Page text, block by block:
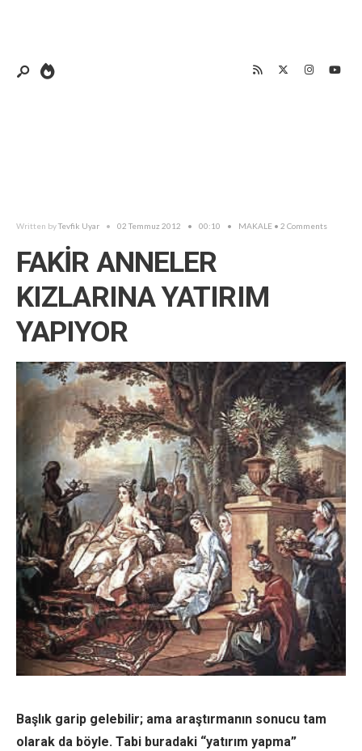
Written byTevfik Uyar • 02 Temmuz 2012 • 00:10 • MAKALE • 2 Comments
FAKİR ANNELER
KIZLARINA YATIRIM
YAPIYOR
Başlık garip gelebilir; ama araştırmanın sonucu tam
olarak da böyle. Tabi buradaki “yatırım yapma”